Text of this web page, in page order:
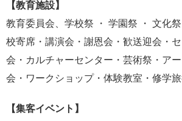
【教育施設】
教育委員会、学校祭 ・ 学園祭 ・ 文化
校寄席・講演会・謝恩会・歓送迎会・
会・カルチャーセンター・芸術祭・ア
会・ワークショップ・体験教室・修学
【集客イベント】